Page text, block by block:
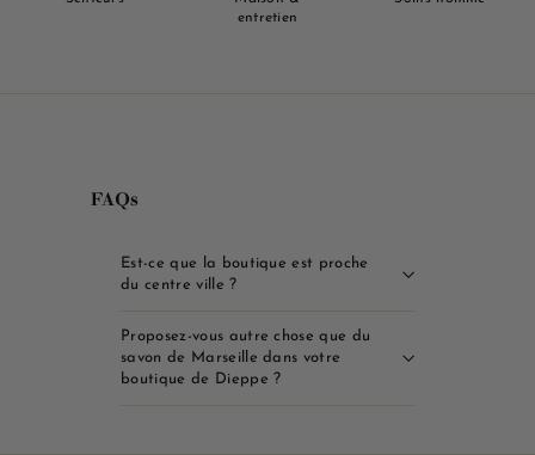
entretien
FAQs
Est-ce que la boutique est proche
du centre ville ?
Proposez-vous autre chose que du
savon de Marseille dans votre
boutique de Dieppe ?